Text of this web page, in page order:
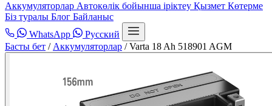
Аккумуляторлар Автокөлік бойынша іріктеу Қызмет Көтерме
Біз туралы Блог Байланыс
WhatsApp
Русский
Басты бет / Аккумуляторлар / Varta 18 Ah 518901 AGM